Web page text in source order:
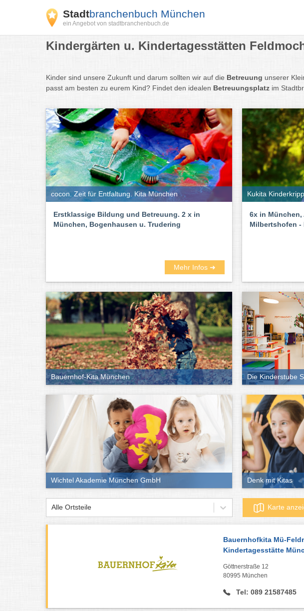
Stadtbranchenbuch München
ein Angebot von stadtbranchenbuch.de
Kindergärten u. Kindertagesstätten
Kinder sind unsere Zukunft und darum sollten wir auf die Betreuung unserer
passt am besten zu eurem Kind? Findet den idealen Betreuungsplatz im
cocon. Zeit für Entfaltung. Kita München
Erstklassige Bildung und Betreuung. 2 x in
München, Bogenhausen u. Trudering
Mehr Infos ➜
Kukita
6x in München,
Milbertshofen -
Bauernhof-Kita München Die Kinderstube
Wichtel Akademie München GmbH Denk mit Kitas
Alle Ortsteile Karte
Bauernhofkita Mü-
Kindertagesstätte
Göttnerstraße 12
80995 München
Tel: 089 21587485